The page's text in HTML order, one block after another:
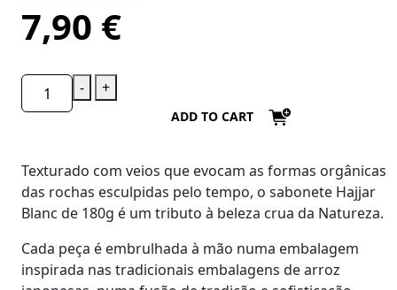
7,90 €
- +
ADD TO CART
Texturado com veios que evocam as formas orgânicas
das rochas esculpidas pelo tempo, o sabonete Hajjar
Blanc de 180g é um tributo à beleza crua da Natureza.
Cada peça é embrulhada à mão numa embalagem
inspirada nas tradicionais embalagens de arroz